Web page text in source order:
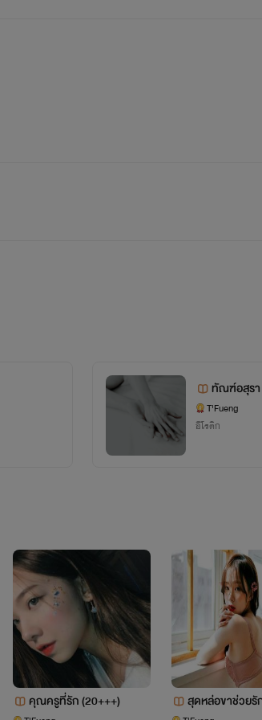
ทัณฑ์อสุรา
T'Fueng
อีโรติก
คุณครูที่รัก (20+++) สุดหล่อขาช่วย